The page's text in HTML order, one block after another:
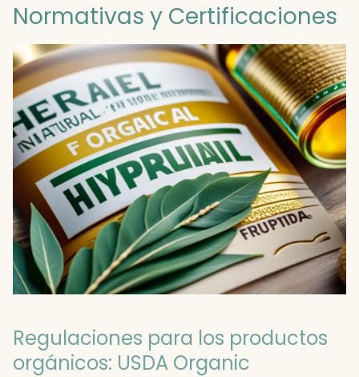
Normativas y Certificaciones
Regulaciones para los productos
orgánicos: USDA Organic